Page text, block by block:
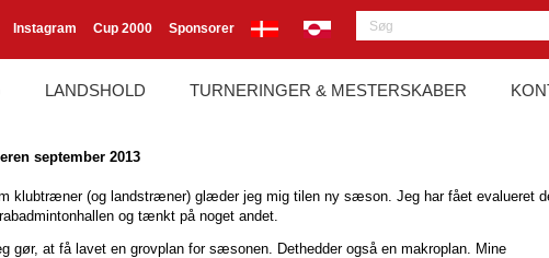
Sponsorer
Cup 2000
Instagram
LANDSHOLD TURNERINGER & MESTERSKABER
september 2013
klubtræner (og landstræner) glæder jeg mig tilen ny sæson. Jeg har fået evalueret
og tænkt på noget andet.
gør, at få lavet en grovplan for sæsonen. Dethedder også en makroplan. Mine